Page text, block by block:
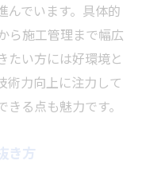
んでいます。具体的
ら施工管理まで幅広
たい方には好環境と
術力向上に注力して
る点も魅力です。
き方